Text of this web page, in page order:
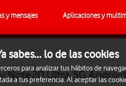
y mensajes Aplicaciones y
Note20 Ultra 5G
sabes... lo de las cookies
para analizar tus hábitos de
a tus preferencia. Al aceptar las